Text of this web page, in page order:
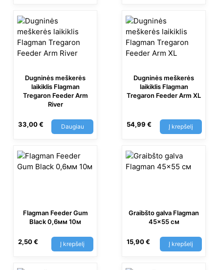
was:
459,90 €.
is:
380,00 €.
Dugninės meškerės
laikiklis Flagman
Tregaron Feeder Arm
River
33,00€ Daugiau
Dugninės meškerės
laikiklis Flagman
Tregaron Feeder Arm XL
54,99 € Į krepšelį
Flagman Feeder Gum
Black 0,6мм 10м
2,50€ Į krepšelį
Graibšto galva Flagman
45×55 см
15,90€ Į krepšelį